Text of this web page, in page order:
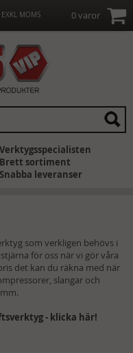
0 varor
EXKL MOMS
Verktygsspecialisten
Brett sortiment
Snabba leveranser
som verkligen behövs i
för oss när vi gör våra
det kan du räkna med när
slangar och
- klicka här!